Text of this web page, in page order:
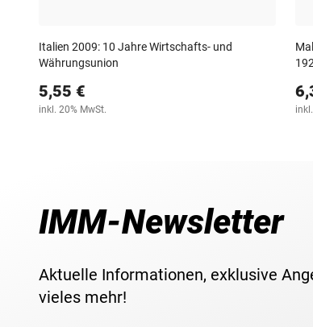
Italien 2009: 10 Jahre Wirtschafts- und
Währungsunion
5,55 €
inkl. 20% MwSt.
IMM-Newsletter
Aktuelle Informationen, exklusive
vieles mehr!